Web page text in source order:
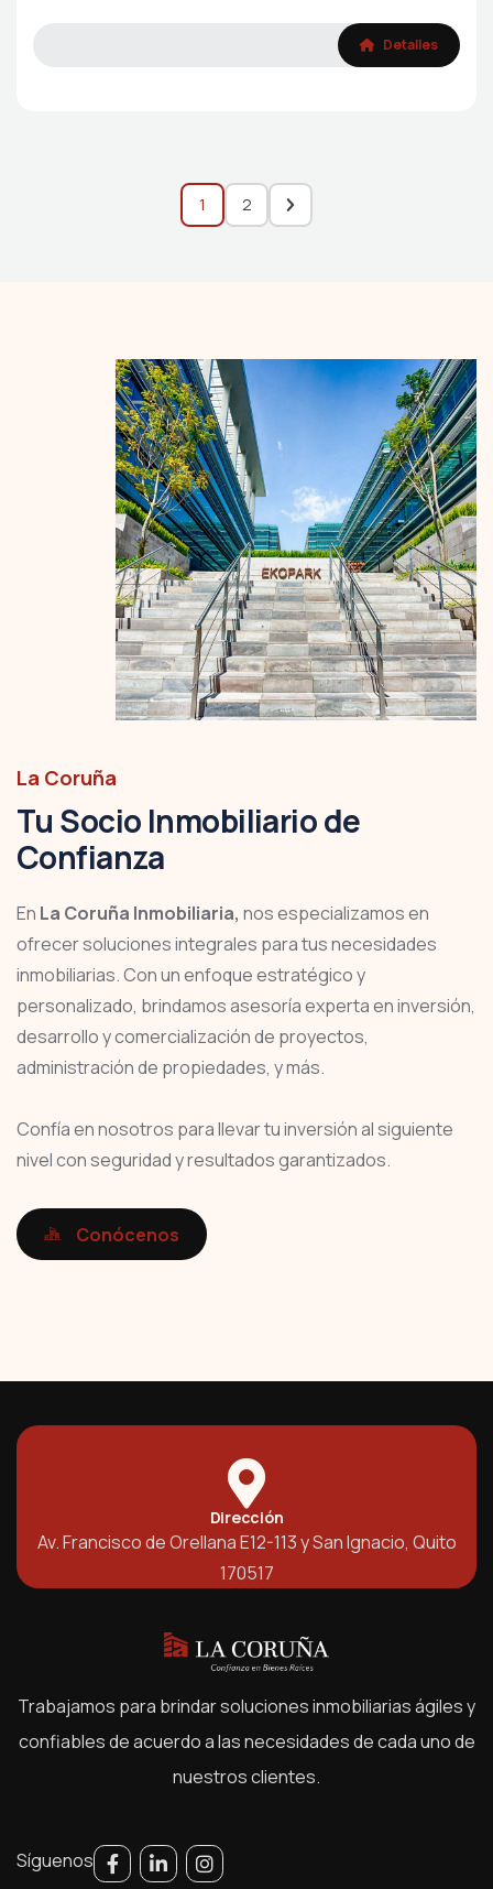
Detalles
1 2
La Coruña
Tu Socio Inmobiliario de
Confianza
En La Coruña Inmobiliaria, nos especializamos en
ofrecer soluciones integrales para tus necesidades
inmobiliarias. Con un enfoque estratégico y
personalizado, brindamos asesoría experta en inversión,
desarrollo y comercialización de proyectos,
administración de propiedades, y más.
Confía en nosotros para llevar tu inversión al siguiente
nivel con seguridad y resultados garantizados.
Conócenos
Dirección
Av. Francisco de Orellana E12-113 y San Ignacio, Quito
170517
Trabajamos para brindar soluciones inmobiliarias ágiles y
confiables de acuerdo a las necesidades de cada uno de
nuestros clientes.
Síguenos